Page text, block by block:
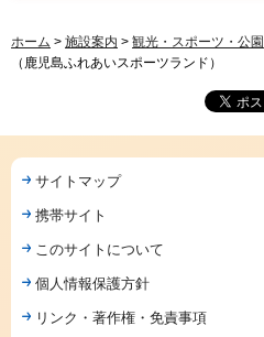
ホーム > 施設案内 > 観光・スポーツ・公園
（鹿児島ふれあいスポーツランド）
サイトマップ
携帯サイト
このサイトについて
個人情報保護方針
リンク・著作権・免責事項